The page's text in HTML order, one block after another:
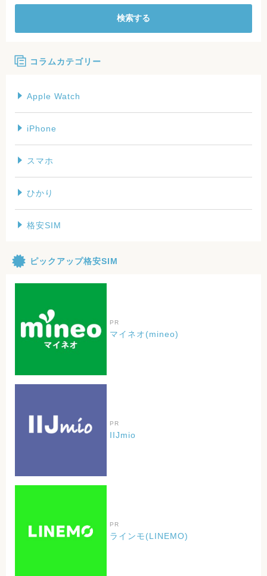
検索する
コラムカテゴリー
Apple Watch
iPhone
スマホ
ひかり
格安SIM
ピックアップ格安SIM
PR
マイネオ(mineo)
PR
IIJmio
PR
ラインモ(LINEMO)